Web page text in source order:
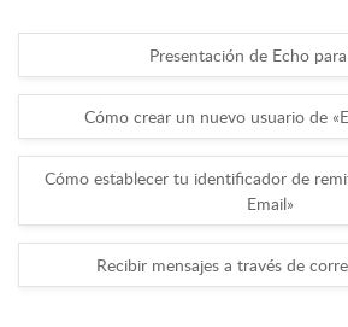
Presentación de Echo
Cómo crear un nuevo usuario de
Cómo establecer tu identificador de
Email»
Recibir mensajes a través de